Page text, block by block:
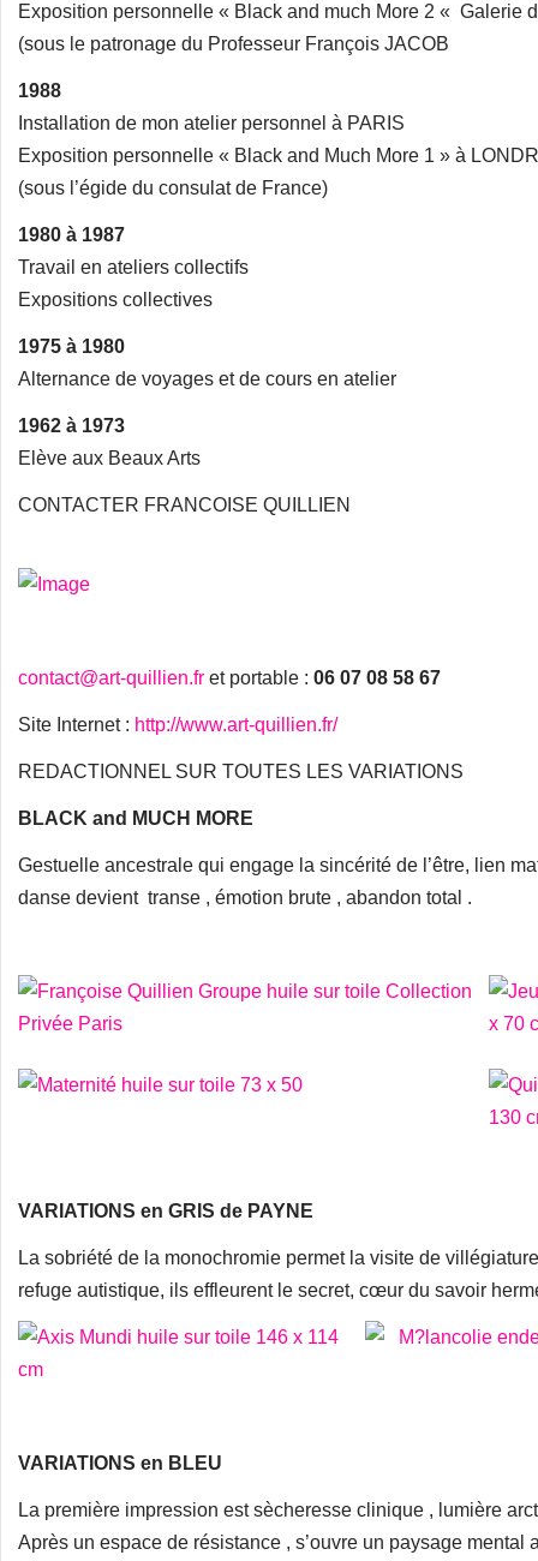
Exposition personnelle « Black and much More 2 « Galerie
(sous le patronage du Professeur François JACOB
1988
Installation de mon atelier personnel à PARIS
Exposition personnelle « Black and Much More 1 » à
(sous l’égide du consulat de France)
1980 à 1987
Travail en ateliers collectifs
Expositions collectives
1975 à 1980
Alternance de voyages et de cours en atelier
1962 à 1973
Elève aux Beaux Arts
CONTACTER FRANCOISE QUILLIEN
contact@art-quillien.fr et portable : 06 07 08 58 67
Site Internet : http://www.art-quillien.fr/
REDACTIONNEL SUR TOUTES LES VARIATIONS
BLACK and MUCH MORE
Gestuelle ancestrale qui engage la sincérité de l’être, lien
danse devient transe , émotion brute , abandon total .
VARIATIONS en GRIS de PAYNE
La sobriété de la monochromie permet la visite de
refuge autistique, ils effleurent le secret, cœur du savoir
VARIATIONS en BLEU
La première impression est sècheresse clinique , lumière
Après un espace de résistance , s’ouvre un paysage